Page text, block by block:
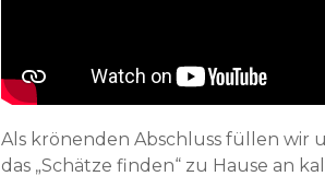
Als krönenden Abschluss füllen wir
das „Schätze finden“ zu Hause an